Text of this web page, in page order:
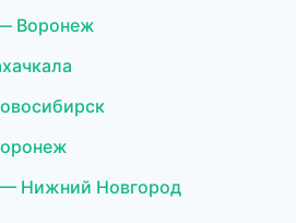
Воронеж
Нижний Новгород